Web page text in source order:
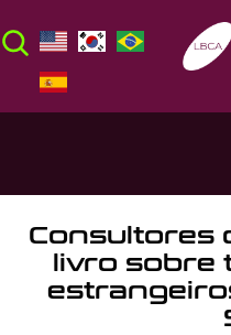
Consultores
livro sobre